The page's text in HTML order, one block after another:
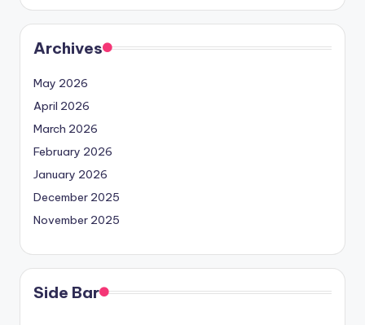
Archives
May 2026
April 2026
March 2026
February 2026
January 2026
December 2025
November 2025
Side Bar